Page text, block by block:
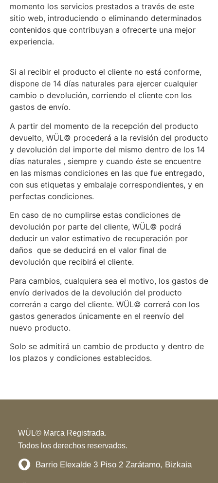
momento los servicios prestados a través de este
sitio web, introduciendo o eliminando determinados
contenidos que contribuyan a ofrecerte una mejor
experiencia.
Si al recibir el producto el cliente no está conforme,
dispone de 14 días naturales para ejercer cualquier
cambio o devolución, corriendo el cliente con los
gastos de envío.
A partir del momento de la recepción del producto
devuelto, WÜL© procederá a la revisión del producto
y devolución del importe del mismo dentro de los 14
días naturales , siempre y cuando éste se encuentre
en las mismas condiciones en las que fue entregado,
con sus etiquetas y embalaje correspondientes, y en
perfectas condiciones.
En caso de no cumplirse estas condiciones de
devolución por parte del cliente, WÜL© podrá
deducir un valor estimativo de recuperación por
daños que se deducirá en el valor final de
devolución que recibirá el cliente.
Para cambios, cualquiera sea el motivo, los gastos de
envío derivados de la devolución del producto
correrán a cargo del cliente. WÜL© correrá con los
gastos generados únicamente en el reenvío del
nuevo producto.
Solo se admitirá un cambio de producto y dentro de
los plazos y condiciones establecidos.
WÜL© Marca Registrada.
Todos los derechos reservados.
Barrio Elexalde 3 Piso 2 Zarátamo, Bizkaia